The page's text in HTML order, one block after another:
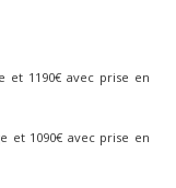
et 1190€ avec prise en
et 1090€ avec prise en